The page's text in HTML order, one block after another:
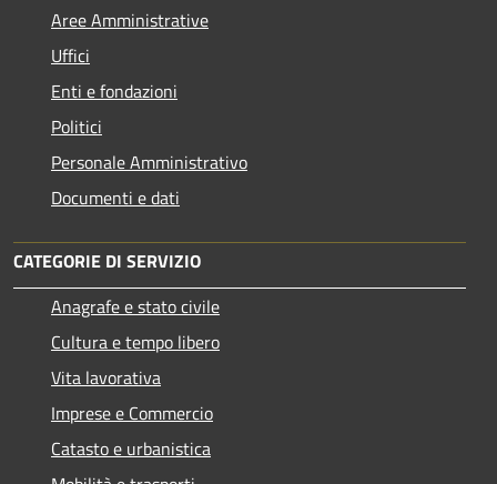
Aree Amministrative
Uffici
Enti e fondazioni
Politici
Personale Amministrativo
Documenti e dati
CATEGORIE DI SERVIZIO
Anagrafe e stato civile
Cultura e tempo libero
Vita lavorativa
Imprese e Commercio
Catasto e urbanistica